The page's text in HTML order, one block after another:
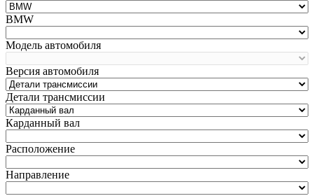
BMW
Модель автомобиля
Версия автомобиля
Детали трансмиссии
Карданный вал
Расположение
Направление